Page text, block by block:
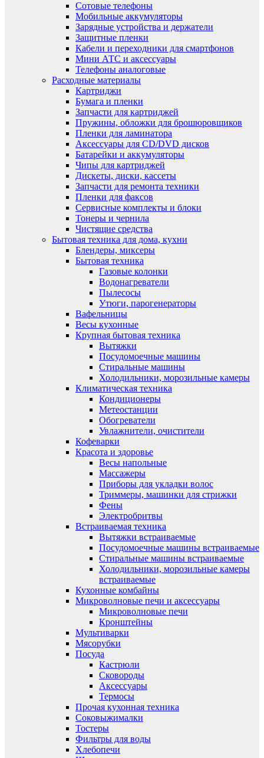
Сотовые телефоны
Мобильные аккумуляторы
Зарядные устройства и держатели
Защитные пленки
Кабели и переходники для смартфонов
Мини АТС и аксессуары
Телефоны аналоговые
Расходные материалы
Картриджи
Бумага и пленки
Запчасти для картриджей
Пружины, обложки для брошюровщиков
Пленки для ламинатора
Аксессуары для CD/DVD дисков
Батарейки и аккумуляторы
Чипы для картриджей
Дискеты, диски, кассеты
Запчасти для ремонта техники
Пленки для факсов
Сервисные комплекты и блоки
Тонеры и чернила
Чистящие средства
Бытовая техника для дома, кухни
Блендеры, миксеры
Бытовая техника
Газовые колонки
Водонагреватели
Пылесосы
Утюги, парогенераторы
Вафельницы
Весы кухонные
Крупная бытовая техника
Вытяжки
Посудомоечные машины
Стиральные машины
Холодильники, морозильные камеры
Климатическая техника
Кондиционеры
Метеостанции
Обогреватели
Увлажнители, очистители
Кофеварки
Красота и здоровье
Весы напольные
Массажеры
Приборы для укладки волос
Триммеры, машинки для стрижки
Фены
Электробритвы
Встраиваемая техника
Вытяжки встраиваемые
Посудомоечные машины встраиваемые
Стиральные машины встраиваемые
Холодильники, морозильные камеры
встраиваемые
Кухонные комбайны
Микроволновые печи и аксессуары
Микроволновые печи
Кронштейны
Мультиварки
Мясорубки
Посуда
Кастрюли
Сковороды
Аксессуары
Термосы
Прочая кухонная техника
Соковыжималки
Тостеры
Фильтры для воды
Хлебопечи